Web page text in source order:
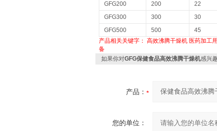
GFG200
200
22
GFG300
300
30
GFG500
500
45
产品相关关键字： 高效沸腾干燥机 医药加工
备
如果你对GFG保健食品高效沸腾干燥机感兴
产品：
您的单位：